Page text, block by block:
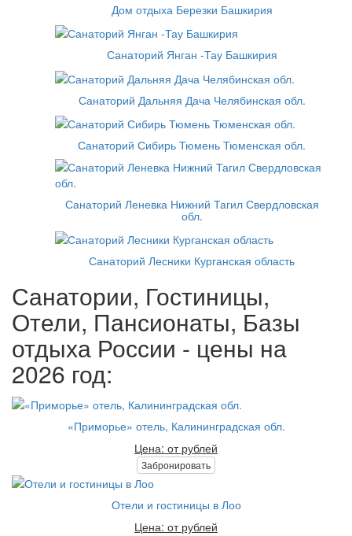
Дом отдыха Березки Башкирия
Санаторий Янган -Тау Башкирия
Санаторий Дальняя Дача Челябинская обл.
Санаторий Сибирь Тюмень Тюменская обл.
Санаторий Леневка Нижний Тагил Свердловская
обл.
Санаторий Лесники Курганская область
Санатории, Гостиницы,
Отели, Пансионаты, Базы
отдыха России - цены на
2026 год:
«Приморье» отель, Калининградская обл.
Цена: от рублей
Забронировать
Отели и гостиницы в Лоо
Цена: от рублей